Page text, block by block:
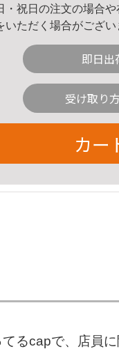
祝日の注文の場合
いただく場合がござい
即日出
受け取り
カー
るcapで、店員